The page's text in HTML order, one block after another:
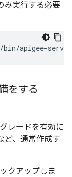
み実行する必要
bin/apigee-
をする
レードを有効に
ど、通常作成す
クアップしま